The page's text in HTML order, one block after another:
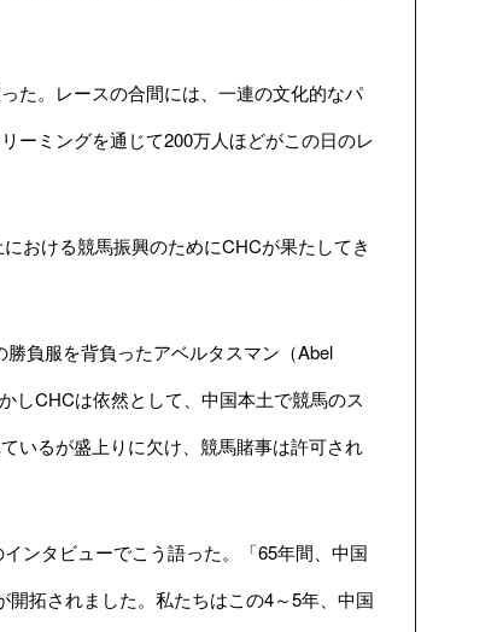
た。レースの合間には、一連の文化的なパ
ーミングを通じて200万人ほどがこの日のレ
おける競馬振興のためにCHCが果たしてき
負服を背負ったアベルタスマン（Abel
しCHCは依然として、中国本土で競馬のス
いるが盛上りに欠け、競馬賭事は許可され
ンタビューでこう語った。「65年間、中国
拓されました。私たちはこの4～5年、中国